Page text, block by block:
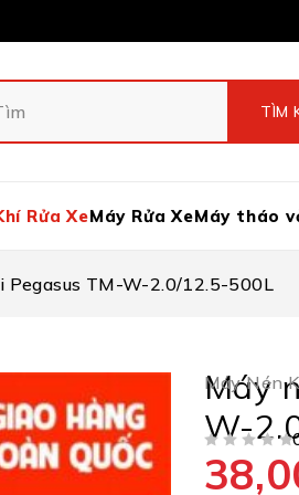
Rửa XeMáy Rửa XeMáy tháo
Pegasus TM-W-2.0/12.5-500L
Máy Nén
Máy
W-